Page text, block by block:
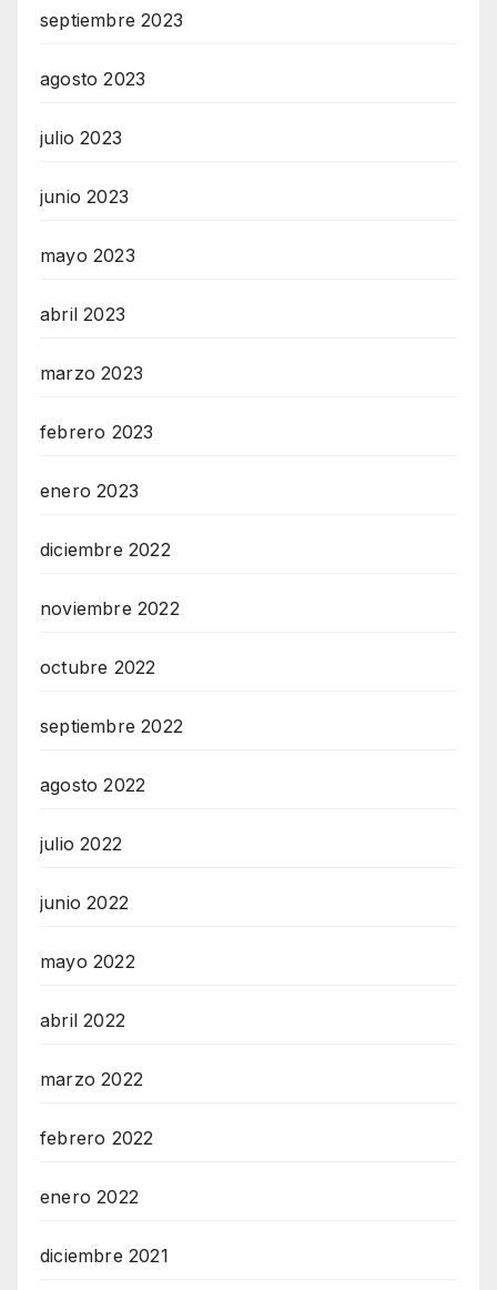
septiembre 2023
agosto 2023
julio 2023
junio 2023
mayo 2023
abril 2023
marzo 2023
febrero 2023
enero 2023
diciembre 2022
noviembre 2022
octubre 2022
septiembre 2022
agosto 2022
julio 2022
junio 2022
mayo 2022
abril 2022
marzo 2022
febrero 2022
enero 2022
diciembre 2021